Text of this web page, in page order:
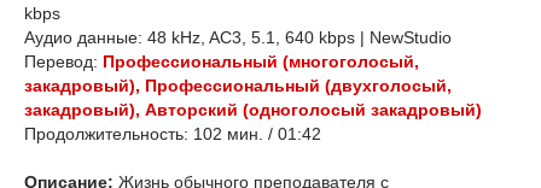
kbps
Аудио данные: 48 kHz, AC3, 5.1, 640 kbps | NewStudio
Перевод: Профессиональный (многоголосый,
закадровый), Профессиональный (двухголосый,
закадровый), Авторский (одноголосый закадровый)
Продолжительность: 102 мин. / 01:42
Описание: Жизнь обычного преподавателя с